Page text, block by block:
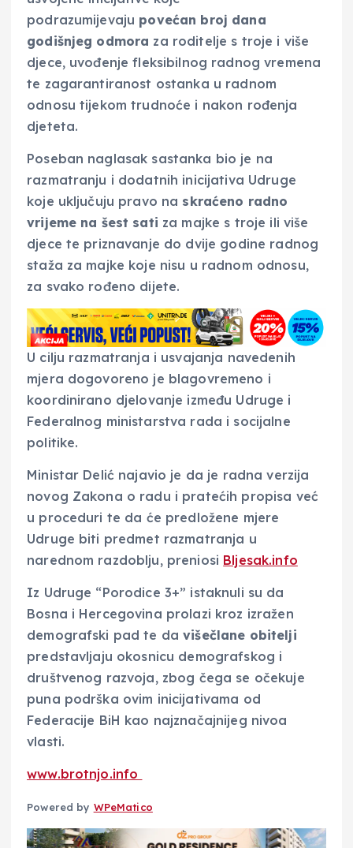
podrazumijevaju povećan broj dana
godišnjeg odmora za roditelje s troje i više
djece, uvođenje fleksibilnog radnog vremena
te zagarantiranost ostanka u radnom
odnosu tijekom trudnoće i nakon rođenja
djeteta.
Poseban naglasak sastanka bio je na
razmatranju i dodatnih inicijativa Udruge
koje uključuju pravo na skraćeno radno
vrijeme na šest sati za majke s troje ili više
djece te priznavanje do dvije godine radnog
staža za majke koje nisu u radnom odnosu,
za svako rođeno dijete.
U cilju razmatranja i usvajanja navedenih
mjera dogovoreno je blagovremeno i
koordinirano djelovanje između Udruge i
Federalnog ministarstva rada i socijalne
politike.
Ministar Delić najavio je da je radna verzija
novog Zakona o radu i pratećih propisa već
u proceduri te da će predložene mjere
Udruge biti predmet razmatranja u
narednom razdoblju, preniosi Bljesak.info
Iz Udruge “Porodice 3+” istaknuli su da
Bosna i Hercegovina prolazi kroz izražen
demografski pad te davišečlane obitelji
predstavljaju okosnicu demografskog i
društvenog razvoja, zbog čega se očekuje
puna podrška ovim inicijativama od
Federacije BiH kao najznačajnijeg nivoa
vlasti.
www.brotnjo.info
Powered by WPeMatico